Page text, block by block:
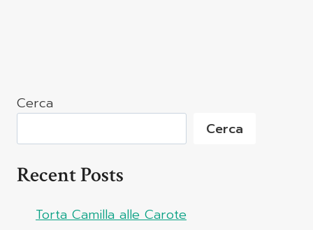
Cerca
Cerca
Recent Posts
Torta Camilla alle Carote